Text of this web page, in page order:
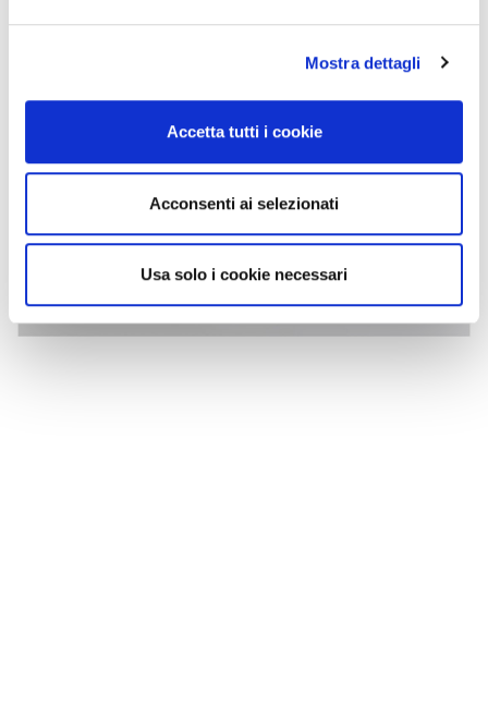
Mostra dettagli
Accetta tutti i cookie
Acconsenti ai selezionati
Usa solo i cookie necessari